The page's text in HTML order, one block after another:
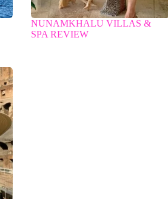
NUNAMKHALU VILLAS &
SPA REVIEW